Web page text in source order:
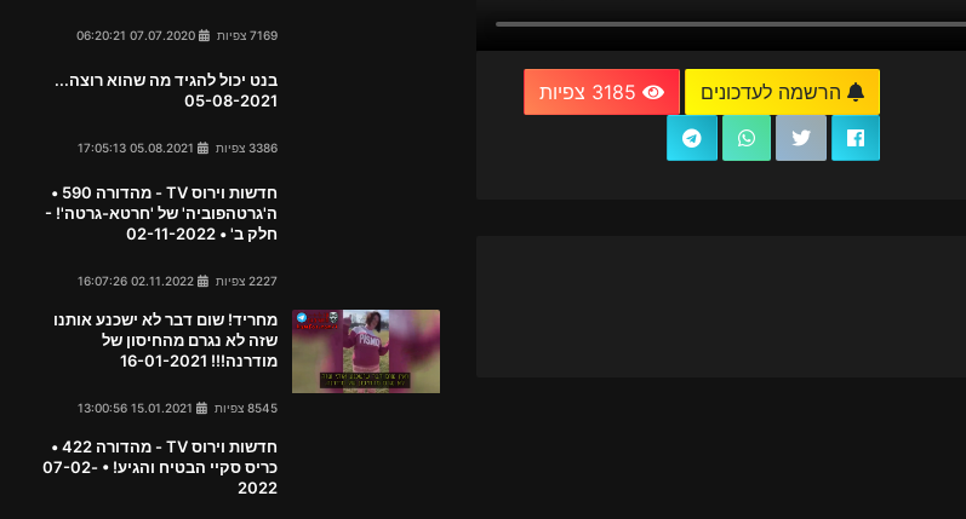
הרשמה לעדכונים
7169 צפיות
בנט יכול להגיד מה שהוא רוצה...
05-08-2021
3386 צפיות
חדשות וירוס TV - מהדורה 590 •
ה'גרטהפוביה' של 'חרטא-גרטה'! -
חלק ב' • 02-11-2022
2227 צפיות
מחריד! שום דבר לא ישכנע אותנו
שזה לא נגרם מהחיסון של
מודרנה!!! 16-01-2021
8545 צפיות
חדשות וירוס TV - מהדורה 422 •
כריס סקיי הבטיח והגיע! • 07-02-
2022